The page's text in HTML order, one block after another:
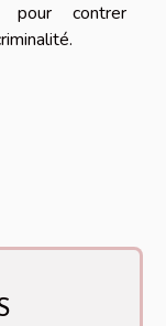
contrer